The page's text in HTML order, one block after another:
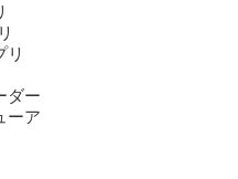
リ
ダー
ーア